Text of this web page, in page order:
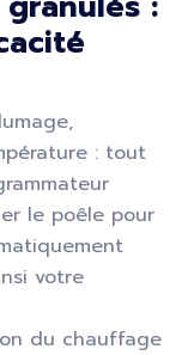
: tout
le poêle pour
votre
du chauffage